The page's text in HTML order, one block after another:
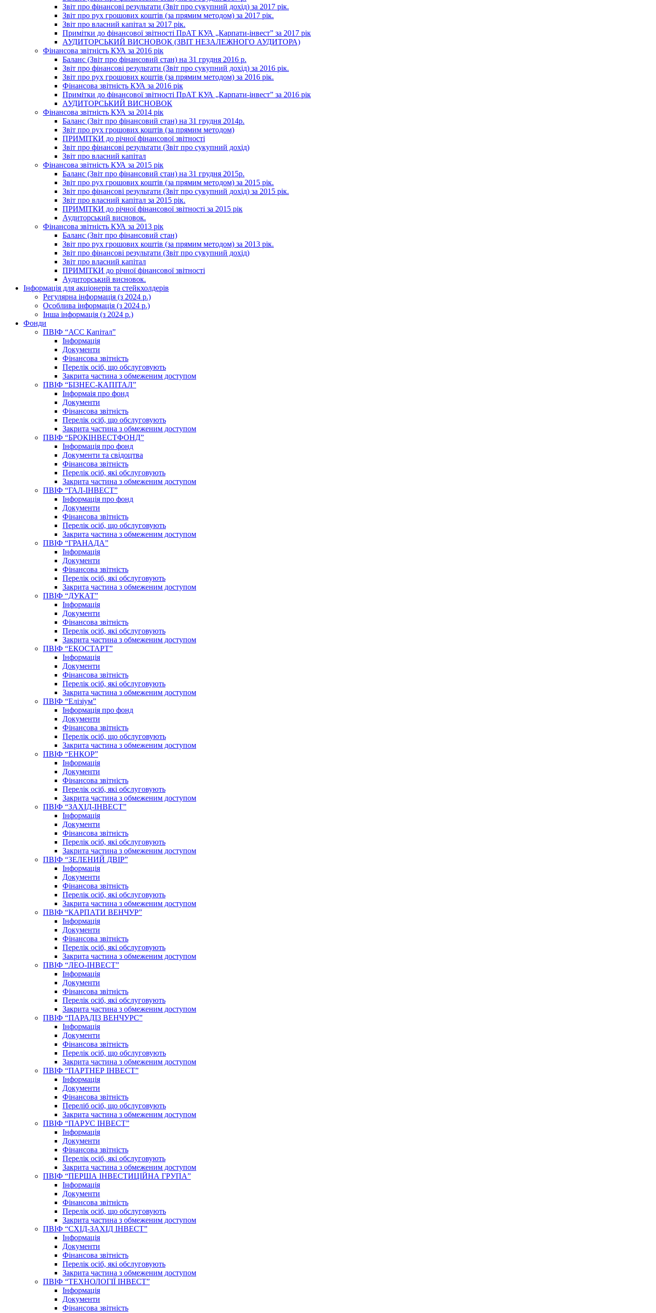
Звіт про фінансові результати (Звіт про сукупний дохід) за 2017 рік.
Звіт про рух грошових коштів (за прямим методом) за 2017 рік.
Звіт про власний капітал за 2017 рік.
Примітки до фінансової звітності ПрАТ КУА „Карпати-інвест” за 2017 рік
АУДИТОРСЬКИЙ ВИСНОВОК (ЗВІТ НЕЗАЛЕЖНОГО АУДИТОРА)
Фінансова звітність КУА за 2016 рік
Баланс (Звіт про фінансовий стан) на 31 грудня 2016 р.
Звіт про фінансові результати (Звіт про сукупний дохід) за 2016 рік.
Звіт про рух грошових коштів (за прямим методом) за 2016 рік.
Фінансова звітність КУА за 2016 рік
Примітки до фінансової звітності ПрАТ КУА „Карпати-інвест” за 2016 рік
АУДИТОРСЬКИЙ ВИСНОВОК
Фінансова звітність КУА за 2014 рік
Баланс (Звіт про фінансовий стан) на 31 грудня 2014р.
Звіт про рух грошових коштів (за прямим методом)
ПРИМІТКИ до річної фінансової звітності
Звіт про фінансові результати (Звіт про сукупний дохід)
Звіт про власний капітал
Фінансова звітність КУА за 2015 рік
Баланс (Звіт про фінансовий стан) на 31 грудня 2015р.
Звіт про рух грошових коштів (за прямим методом) за 2015 рік.
Звіт про фінансові результати (Звіт про сукупний дохід) за 2015 рік.
Звіт про власний капітал за 2015 рік.
ПРИМІТКИ до річної фінансової звітності за 2015 рік
Аудиторський висновок.
Фінансова звітність КУА за 2013 рік
Баланс (Звіт про фінансовий стан)
Звіт про рух грошових коштів (за прямим методом) за 2013 рік.
Звіт про фінансові результати (Звіт про сукупний дохід)
Звіт про власний капітал
ПРИМІТКИ до річної фінансової звітності
Аудиторський висновок.
Інформація для акціонерів та стейкхолдерів
Регулярна інформація (з 2024 р.)
Особлива інформація (з 2024 р.)
Інша інформація (з 2024 р.)
Фонди
ПВІФ “АСС Капітал”
Інформація
Документи
Фінансова звітність
Перелік осіб, що обслуговують
Закрита частина з обмеженим доступом
ПВІФ “БІЗНЕС-КАПІТАЛ”
Інформаія про фонд
Документи
Фінансова звітність
Перелік осіб, що обслуговують
Закрита частина з обмеженим доступом
ПВІФ “БРОКІНВЕСТФОНД”
Інформація про фонд
Документи та свідоцтва
Фінансова звітність
Перелік осіб, які обслуговують
Закрита частина з обмеженим доступом
ПВІФ “ГАЛ-ІНВЕСТ”
Інформація про фонд
Документи
Фінансова звітність
Перелік осіб, що обслуговують
Закрита частина з обмеженим доступом
ПВІФ “ГРАНАДА”
Інформація
Документи
Фінансова звітність
Перелік осіб, які обслуговують
Закрита частина з обмеженим доступом
ПВІФ “ДУКАТ”
Інформація
Документи
Фінансова звітність
Перелік осіб, які обслуговують
Закрита частина з обмеженим доступом
ПВІФ “ЕКОСТАРТ”
Інформація
Документи
Фінансова звітність
Перелік осіб, які обслуговують
Закрита частина з обмеженим доступом
ПВІФ “Елізіум”
Інформація про фонд
Документи
Фінансова звітність
Перелік осіб, що обслуговують
Закрита частина з обмеженим доступом
ПВІФ “ЕНКОР”
Інформація
Документи
Фінансова звітність
Перелік осіб, які обслуговують
Закрита частина з обмеженим доступом
ПВІФ “ЗАХІД-ІНВЕСТ”
Інформація
Документи
Фінансова звітність
Перелік осіб, які обслуговують
Закрита частина з обмеженим доступом
ПВІФ “ЗЕЛЕНИЙ ДВІР”
Інформація
Документи
Фінансова звітність
Перелік осіб, які обслуговують
Закрита частина з обмеженим доступом
ПВІФ “КАРПАТИ ВЕНЧУР”
Інформація
Документи
Фінансова звітність
Перелік осіб, які обслуговують
Закрита частина з обмеженим доступом
ПВІФ “ЛЕО-ІНВЕСТ”
Інформація
Документи
Фінансова звітність
Перелік осіб, які обслуговують
Закрита частина з обмеженим доступом
ПВІФ “ПАРАДІЗ ВЕНЧУРС”
Інформація
Документи
Фінансова звітність
Перелік осіб, що обслуговують
Закрита частина з обмеженим доступом
ПВІФ “ПАРТНЕР ІНВЕСТ”
Інформація
Документи
Фінансова звітність
Переліб осіб, що обслуговують
Закрита частина з обмеженим доступом
ПВІФ “ПАРУС ІНВЕСТ”
Інформація
Документи
Фінансова звітність
Перелік осіб, які обслуговують
Закрита частина з обмеженим доступом
ПВІФ “ПЕРША ІНВЕСТИЦІЙНА ГРУПА”
Інформація
Документи
Фінансова звітність
Перелік осіб, що обслуговують
Закрита частина з обмеженим доступом
ПВІФ “СХІД-ЗАХІД ІНВЕСТ”
Інформація
Документи
Фінансова звітність
Перелік осіб, які обслуговують
Закрита частина з обмеженим доступом
ПВІФ “ТЕХНОЛОГІЇ ІНВЕСТ”
Інформація
Документи
Фінансова звітність